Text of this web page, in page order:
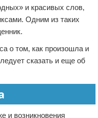
и красивых слов,
Одним из таких
о том, как произошла и
сказать и еще об
и возникновения